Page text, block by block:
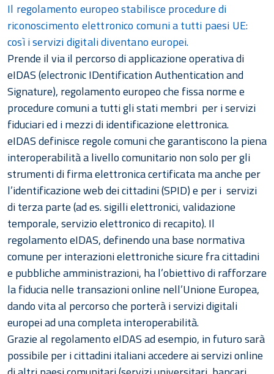
Il regolamento europeo stabilisce procedure di
riconoscimento elettronico comuni a tutti paesi UE:
così i servizi digitali diventano europei.
Prende il via il percorso di applicazione operativa di
eIDAS (electronic IDentification Authentication and
Signature), regolamento europeo che fissa norme e
procedure comuni a tutti gli stati membri per i servizi
fiduciari ed i mezzi di identificazione elettronica.
eIDAS definisce regole comuni che garantiscono la piena
interoperabilità a livello comunitario non solo per gli
strumenti di firma elettronica certificata ma anche per
l’identificazione web dei cittadini (SPID) e per i servizi
di terza parte (ad es. sigilli elettronici, validazione
temporale, servizio elettronico di recapito). Il
regolamento eIDAS, definendo una base normativa
comune per interazioni elettroniche sicure fra cittadini
e pubbliche amministrazioni, ha l’obiettivo di rafforzare
la fiducia nelle transazioni online nell’Unione Europea,
dando vita al percorso che porterà i servizi digitali
europei ad una completa interoperabilità.
Grazie al regolamento eIDAS ad esempio, in futuro sarà
possibile per i cittadini italiani accedere ai servizi online